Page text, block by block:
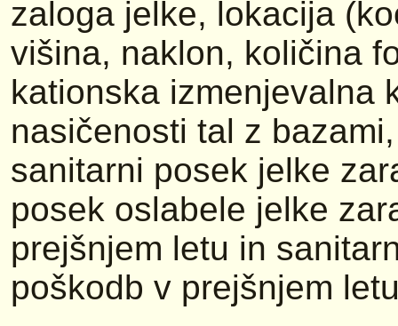
zaloga jelke, lokacija
višina, naklon, količina
kationska izmenjevalna
nasičenosti tal z
sanitarni posek jelke
posek oslabele jelke
prejšnjem letu in
poškodb v prejšnjem